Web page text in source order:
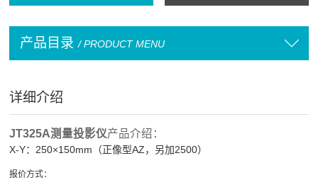
产品目录 / PRODUCT MENU
详细介绍
JT325A测量投影仪产品介绍：
X-Y： 250×150mm（正像型AZ，另加2500）
报价方式：